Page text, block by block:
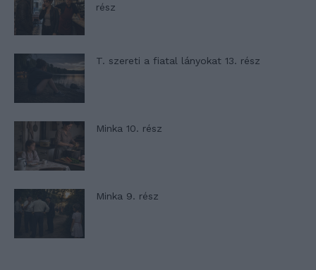
rész
T. szereti a fiatal lányokat 13. rész
Minka 10. rész
Minka 9. rész